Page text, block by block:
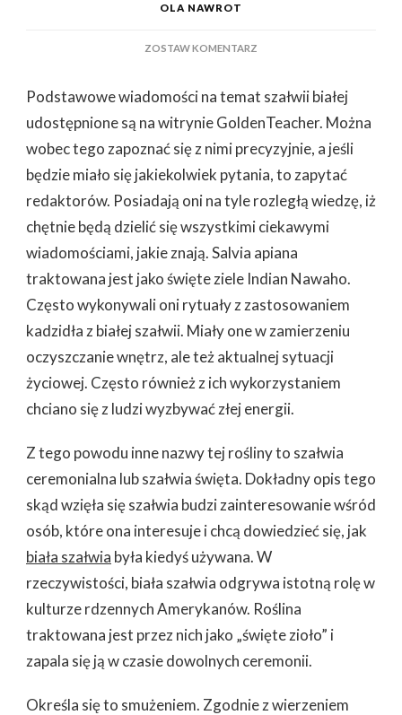
OLA NAWROT
ZOSTAW KOMENTARZ
NA
TEMAT
SZAŁWII
BIAŁEJ
Podstawowe wiadomości na temat szałwii białej
udostępnione są na witrynie GoldenTeacher. Można
wobec tego zapoznać się z nimi precyzyjnie, a jeśli
będzie miało się jakiekolwiek pytania, to zapytać
redaktorów. Posiadają oni na tyle rozległą wiedzę, iż
chętnie będą dzielić się wszystkimi ciekawymi
wiadomościami, jakie znają. Salvia apiana
traktowana jest jako święte ziele Indian Nawaho.
Często wykonywali oni rytuały z zastosowaniem
kadzidła z białej szałwii. Miały one w zamierzeniu
oczyszczanie wnętrz, ale też aktualnej sytuacji
życiowej. Często również z ich wykorzystaniem
chciano się z ludzi wyzbywać złej energii.
Z tego powodu inne nazwy tej rośliny to szałwia
ceremonialna lub szałwia święta. Dokładny opis tego
skąd wzięła się szałwia budzi zainteresowanie wśród
osób, które ona interesuje i chcą dowiedzieć się, jak
biała szałwia była kiedyś używana. W
rzeczywistości, biała szałwia odgrywa istotną rolę w
kulturze rdzennych Amerykanów. Roślina
traktowana jest przez nich jako „święte zioło” i
zapala się ją w czasie dowolnych ceremonii.
Określa się to smużeniem. Zgodnie z wierzeniem